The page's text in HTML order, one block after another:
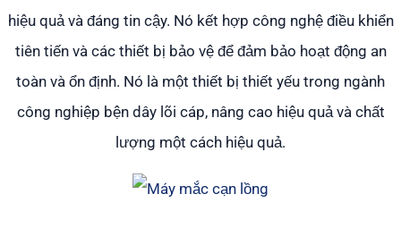
hiệu quả và đáng tin cậy. Nó kết hợp công nghệ điều khiển
tiên tiến và các thiết bị bảo vệ để đảm bảo hoạt động an
toàn và ổn định. Nó là một thiết bị thiết yếu trong ngành
công nghiệp bện dây lõi cáp, nâng cao hiệu quả và chất
lượng một cách hiệu quả.